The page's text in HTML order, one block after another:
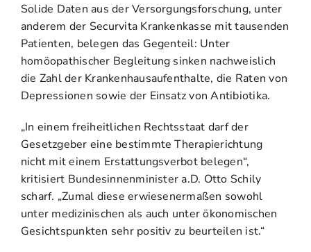
Solide Daten aus der Versorgungsforschung, unter
anderem der Securvita Krankenkasse mit tausenden
Patienten, belegen das Gegenteil: Unter
homöopathischer Begleitung sinken nachweislich
die Zahl der Krankenhausaufenthalte, die Raten von
Depressionen sowie der Einsatz von Antibiotika.
„In einem freiheitlichen Rechtsstaat darf der
Gesetzgeber eine bestimmte Therapierichtung
nicht mit einem Erstattungsverbot belegen“,
kritisiert Bundesinnenminister a.D. Otto Schily
scharf. „Zumal diese erwiesenermaßen sowohl
unter medizinischen als auch unter ökonomischen
Gesichtspunkten sehr positiv zu beurteilen ist.“